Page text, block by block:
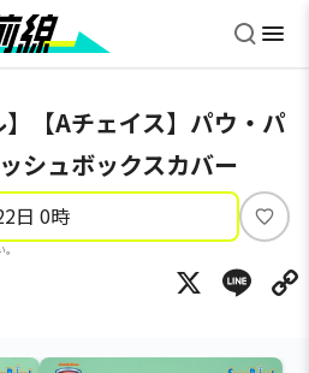
】【Aチェイス】パウ・パ
シュボックスカバー
日 0時
い
ね
X